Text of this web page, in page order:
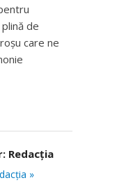
de
care ne
Redacția
»